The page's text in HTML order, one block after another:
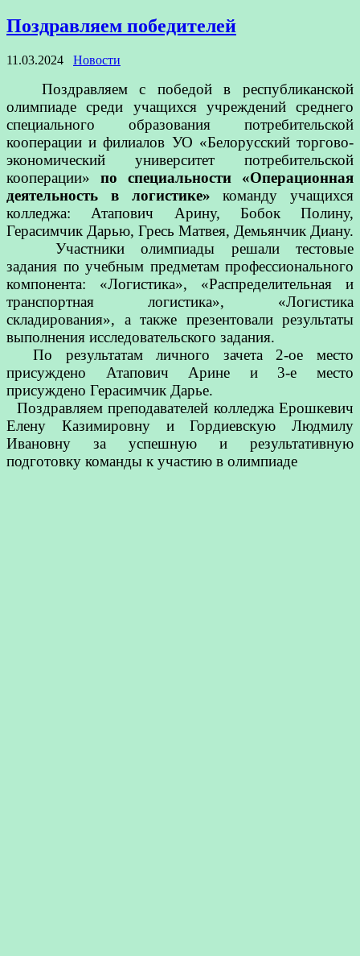
Поздравляем победителей
11.03.2024 Новости
Поздравляем с победой в республиканской
олимпиаде среди учащихся учреждений среднего
специального образования потребительской
кооперации и филиалов УО «Белорусский торгово-
экономический университет потребительской
кооперации» по специальности «Операционная
деятельность в логистике»команду учащихся
колледжа: Атапович Арину, Бобок Полину,
Герасимчик Дарью, Гресь Матвея, Демьянчик Диану.
Участники олимпиады решали тестовые
задания по учебным предметам профессионального
компонента: «Логистика», «Распределительная и
транспортная логистика», «Логистика
складирования», а также презентовали результаты
выполнения исследовательского задания.
По результатам личного зачета 2-ое место
присуждено Атапович Арине и 3-е место
присуждено Герасимчик Дарье.
Поздравляем преподавателей колледжа Ерошкевич
Елену Казимировну и Гордиевскую Людмилу
Ивановну за успешную и результативную
подготовку команды к участию в олимпиаде